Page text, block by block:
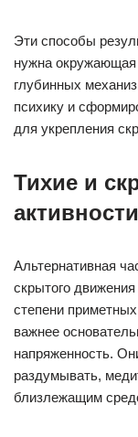
Эти способы
нужна
глубинных
психику и
для укрепления
Тихие и
активности
Альтернативная
скрытого
степени
важнее
напряженность.
раздумывать,
близлежащим